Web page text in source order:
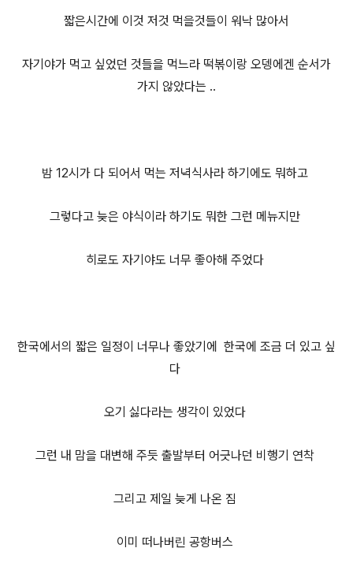
짧은시간에 이것 저것 먹을것들이 워낙 많아서
자기야가 먹고 싶었던 것들을 먹느라 떡볶이랑 오뎅에겐 순서가
가지 않았다는 ..
밤 12시가 다 되어서 먹는 저녁식사라 하기에도 뭐하고
그렇다고 늦은 야식이라 하기도 뭐한 그런 메뉴지만
히로도 자기야도 너무 좋아해 주었다
한국에서의 짧은 일정이 너무나 좋았기에 한국에 조금 더 있고 싶
다
오기 싫다라는 생각이 있었다
그런 내 맘을 대변해 주듯 출발부터 어긋나던 비행기 연착
그리고 제일 늦게 나온 짐
이미 떠나버린 공항버스